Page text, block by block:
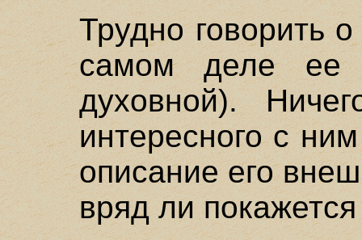
Трудно говорить
самом деле
духовной).
интересного с
описание его
вряд ли